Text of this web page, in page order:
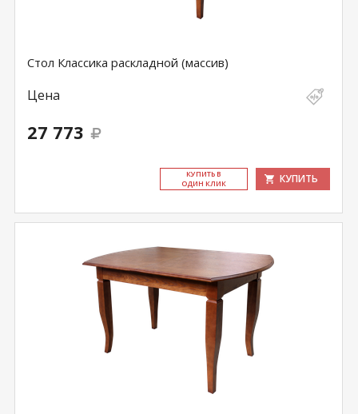
Стол Классика раскладной (массив)
Цена
27 773
КУ­ПИТЬ В
ОДИН КЛИК
КУПИТЬ